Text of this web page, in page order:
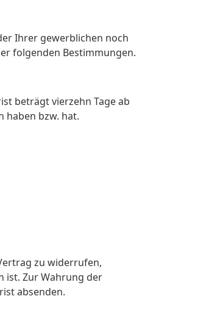
Ihrer gewerblichen noch
folgenden Bestimmungen.
beträgt vierzehn Tage ab
haben bzw. hat.
zu widerrufen,
ist. Zur Wahrung der
absenden.